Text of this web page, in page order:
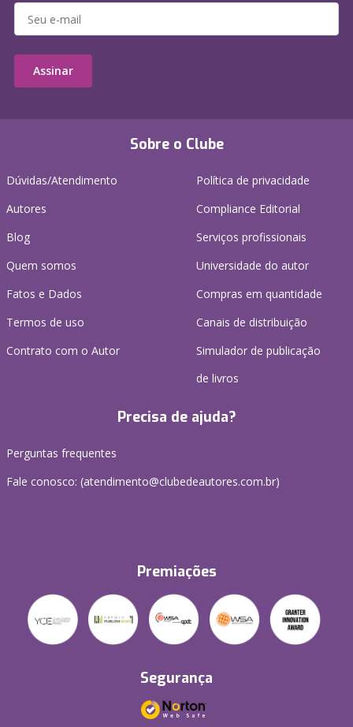
Sobre o Clube
Dúvidas/Atendimento
Autores
Blog
Quem somos
Fatos e Dados
Termos de uso
Contrato com o Autor
Política de privacidade
Compliance Editorial
Serviços profissionais
Universidade do autor
Compras em quantidade
Canais de distribuição
Simulador de publicação
de livros
Precisa de ajuda?
Perguntas frequentes
Fale conosco: (atendimento@clubedeautores.com.br)
Premiações
Segurança
Assinar